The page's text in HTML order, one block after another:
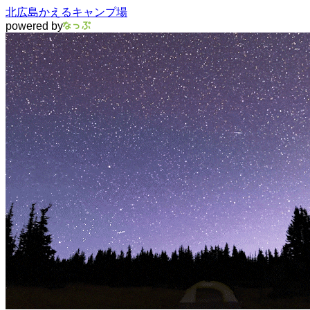
北広島かえるキャンプ場
powered by